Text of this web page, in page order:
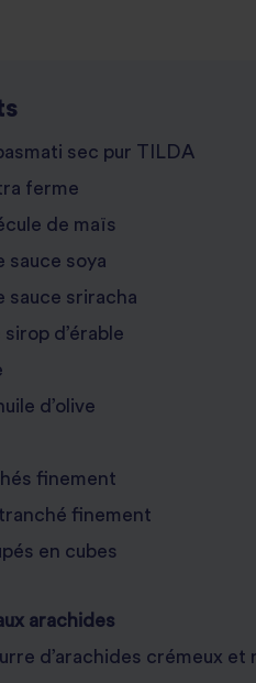
sec pur TILDA
ferme
de maïs
sauce soya
sauce sriracha
sirop d’érable
d’olive
finement
finement
en cubes
arachides
d’arachides crémeux et